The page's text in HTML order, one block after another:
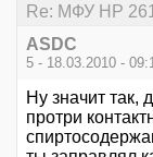
Re: МФУ HP
ASDC
5 - 18.03.2010 -
Ну значит так,
протри